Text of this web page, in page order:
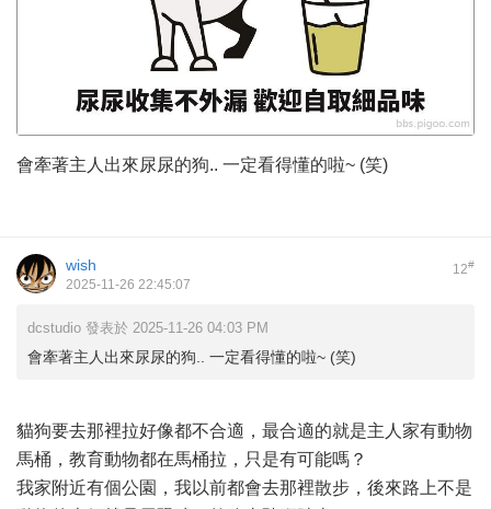
會牽著主人出來尿尿的狗.. 一定看得懂的啦~ (笑)
12#
wish
2025-11-26 22:45:07
dcstudio 發表於 2025-11-26 04:03 PM
會牽著主人出來尿尿的狗.. 一定看得懂的啦~ (笑)
貓狗要去那裡拉好像都不合適，最合適的就是主人家有動物
馬桶，教育動物都在馬桶拉，只是有可能嗎？
我家附近有個公園，我以前都會去那裡散步，後來路上不是